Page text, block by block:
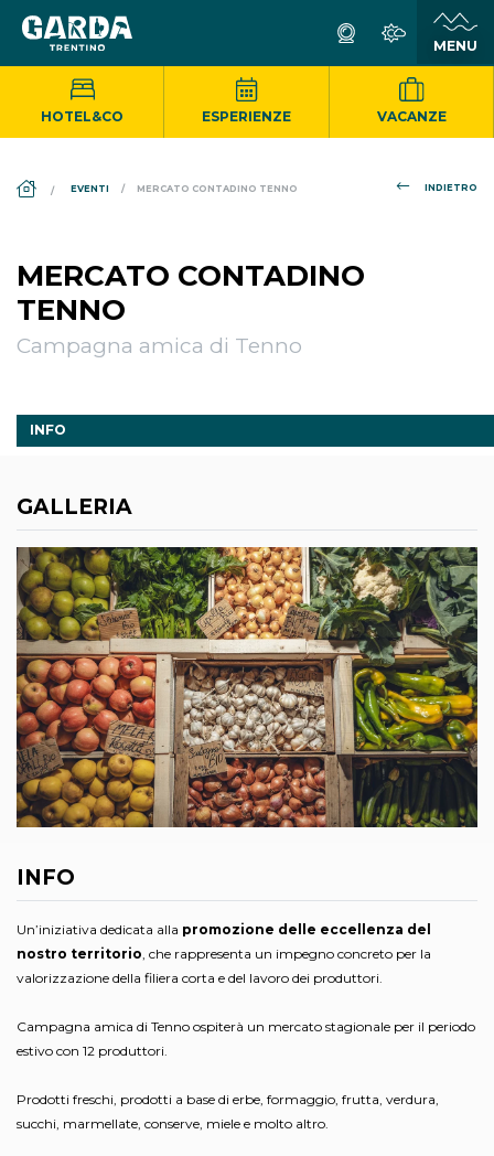
HOTEL&CO ESPERIENZE VACANZE
INDIETRO
DS_BREADCRUMB.HOME
EVENTI MERCATO CONTADINO TENNO
MERCATO CONTADINO
TENNO
Campagna amica di Tenno
INFO
GALLERIA
INFO
Un’iniziativa dedicata alla promozione delle eccellenza del
nostro territorio, che rappresenta un impegno concreto per la
valorizzazione della filiera corta e del lavoro dei produttori.
Campagna amica di Tenno ospiterà un mercato stagionale per il periodo
estivo con 12 produttori.
Prodotti freschi, prodotti a base di erbe, formaggio, frutta, verdura,
succhi, marmellate, conserve, miele e molto altro.